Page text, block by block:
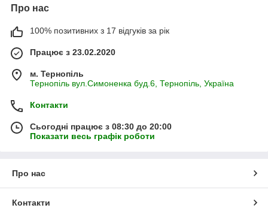
Про нас
100% позитивних з 17 відгуків за рік
Працює з 23.02.2020
м. Тернопіль
Тернопіль вул.Симоненка буд.6, Тернопіль, Україна
Контакти
Сьогодні працює з 08:30 до 20:00
Показати весь графік роботи
Про нас
Контакти